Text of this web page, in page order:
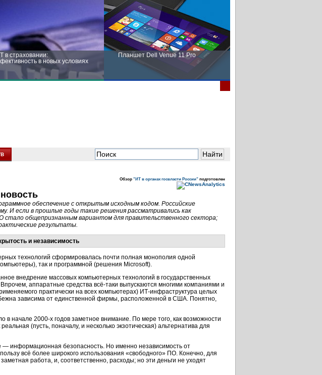
в страховании:
в новых условиях
Планшет Dell Venue 11 Pro
условиях
Обзор "ИТ в органах госвласти России" подготовлен
обеспечение с открытым исходным кодом. Российские
И если в прошлые годы такие решения рассматривались как
стало общепризнанным вариантом для правительственного сектора;
результаты.
и независимость
технологий сформировалась почти полная монополия одной
так и программной (решения Microsoft).
внедрение массовых компьютерных технологий в государственных
аппаратные средства всё-таки выпускаются многими компаниями и
практически на всех компьютерах) ИТ-инфраструктура целых
зависима от единственной фирмы, расположенной в США. Понятно,
в начале 2000-х годов заметное внимание. По мере того, как возможности
(пусть, поначалу, и несколько экзотическая) альтернатива для
информационная безопасность. Но именно независимость от
всё более широкого использования «свободного» ПО. Конечно, для
работа, и, соответственно, расходы; но эти деньги не уходят